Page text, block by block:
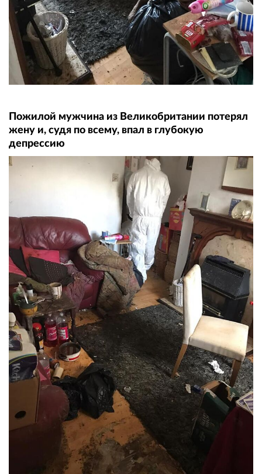
Пожилой мужчина из Великобритании потерял
жену и, судя по всему, впал в глубокую
депрессию